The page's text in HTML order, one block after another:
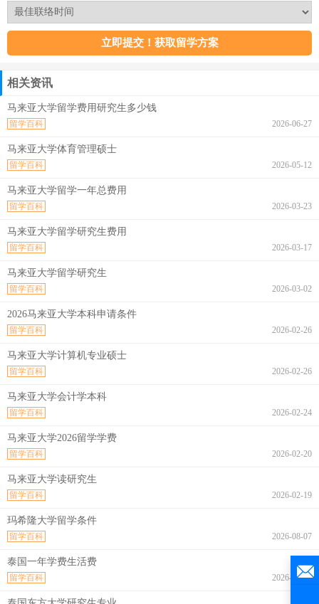
相关资讯
马来亚大学留学费用研究生多少钱
2026-06-27
留学百科
马来亚大学体育管理硕士
2026-05-12
留学百科
马来亚大学留学一年总费用
2026-03-23
留学百科
马来亚大学留学研究生费用
2026-03-17
留学百科
马来亚大学留学研究生
2026-03-02
留学百科
2026马来亚大学本科申请条件
2026-02-26
留学百科
马来亚大学计算机专业硕士
2026-02-26
留学百科
马来亚大学会计学本科
2026-02-24
留学百科
马来亚大学2026留学学费
2026-02-20
留学百科
马来亚大学读研究生
2026-02-19
留学百科
玛希隆大学留学条件
2026-08-07
留学百科
泰国一年学费生活费
2026-08-07
留学百科